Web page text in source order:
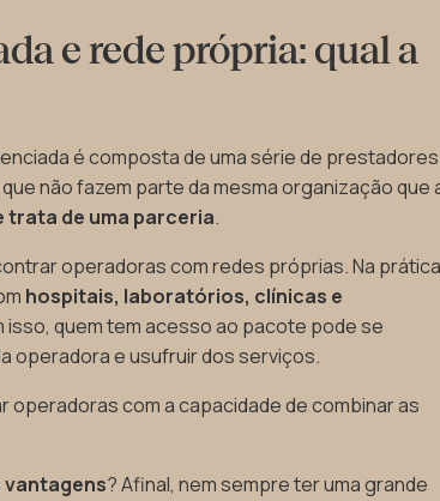
e rede própria: qual a
é composta de uma série de prestadores
não fazem parte da mesma organização que
trata de uma parceria.
operadoras com redes próprias. Na
hospitais, laboratórios, clínicas e
isso, quem tem acesso ao pacote pode se
operadora e usufruir dos serviços.
operadoras com a capacidade de combinar as
vantagens? Afinal, nem sempre ter uma grande